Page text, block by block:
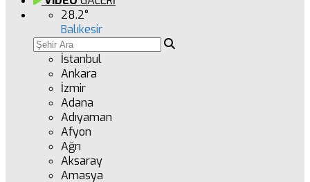
28.2°
Balıkesir
İstanbul
Ankara
İzmir
Adana
Adıyaman
Afyon
Ağrı
Aksaray
Amasya